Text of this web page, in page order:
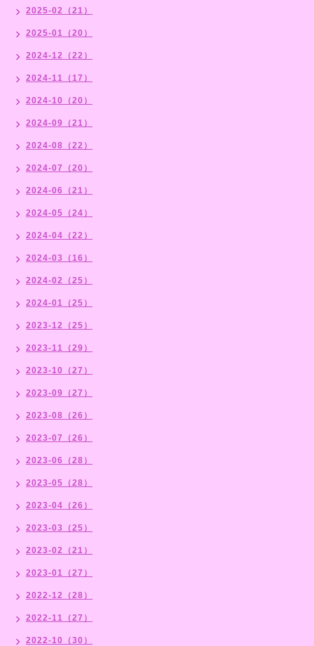
2025-02（21）
2025-01（20）
2024-12（22）
2024-11（17）
2024-10（20）
2024-09（21）
2024-08（22）
2024-07（20）
2024-06（21）
2024-05（24）
2024-04（22）
2024-03（16）
2024-02（25）
2024-01（25）
2023-12（25）
2023-11（29）
2023-10（27）
2023-09（27）
2023-08（26）
2023-07（26）
2023-06（28）
2023-05（28）
2023-04（26）
2023-03（25）
2023-02（21）
2023-01（27）
2022-12（28）
2022-11（27）
2022-10（30）